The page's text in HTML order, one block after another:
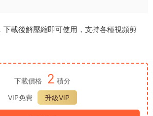
下載後解壓縮即可使用，支持各種視頻剪
下載價格 2 積分
VIP免費
升級VIP